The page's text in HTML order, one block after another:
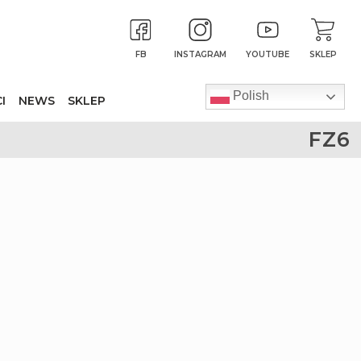
NEWS SKLEP
FB INSTAGRAM YOUTUBE SKLEP
Polish
FZ6